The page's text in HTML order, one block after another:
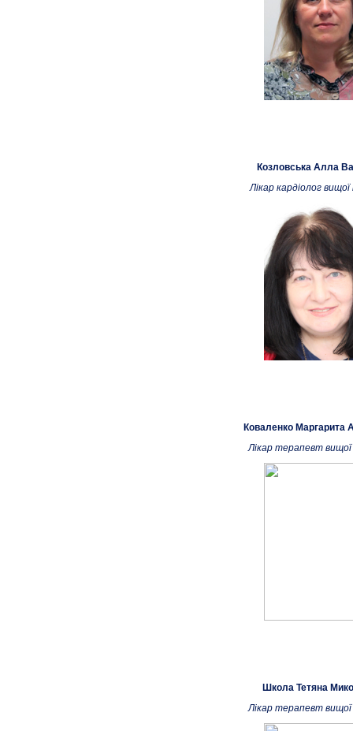
Козловська Алла
Лікар кардіолог вищої
Коваленко Маргарита
Лікар терапевт вищої
Школа Тетяна
Лікар терапевт вищої